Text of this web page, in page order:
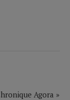
Agora »